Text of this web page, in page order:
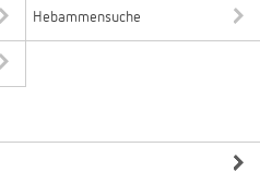
Hebammensuche